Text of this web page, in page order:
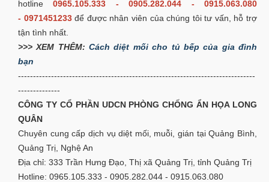
hotline0965.105.333 - 0905.282.044 - 0915.063.080
- 0971451233để được nhân viên của chúng tôi tư vấn, hỗ trợ
tận tình nhất.
>>> XEM THÊM:Cách diệt mối cho tủ bếp của gia đình
bạn
-------------------------------------------------------------------------------
--------------
CÔNG TY CỔ PHẦN UDCN PHÒNG CHỐNG ẨN HỌA LONG
QUÂN
Chuyên cung cấp dịch vụ diệt mối, muỗi, gián tại Quảng Bình,
Quảng Trị, Nghệ An
Địa chỉ: 333 Trần Hưng Đạo, Thị xã Quảng Trị, tỉnh Quảng Trị
Hotline: 0965.105.333 - 0905.282.044 - 0915.063.080